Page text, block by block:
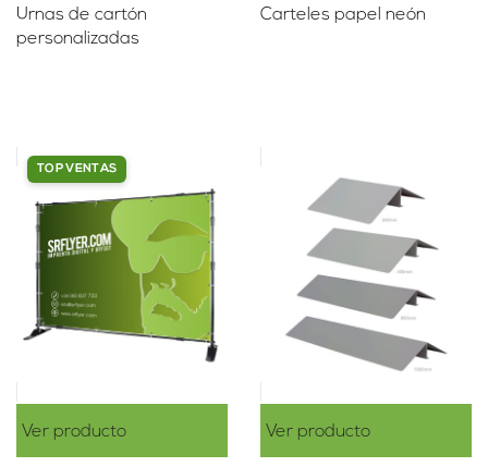
Urnas de cartón
personalizadas
Carteles papel neón
TOP VENTAS
Ver producto Ver producto